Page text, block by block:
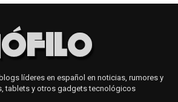
líderes en español en noticias, rumores y
tablets y otros gadgets tecnológicos